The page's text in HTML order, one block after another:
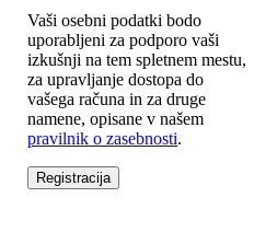
Vaši osebni podatki bodo
uporabljeni za podporo vaši
izkušnji na tem spletnem mestu,
za upravljanje dostopa do
vašega računa in za druge
namene, opisane v našem
pravilnik o zasebnosti.
Registracija